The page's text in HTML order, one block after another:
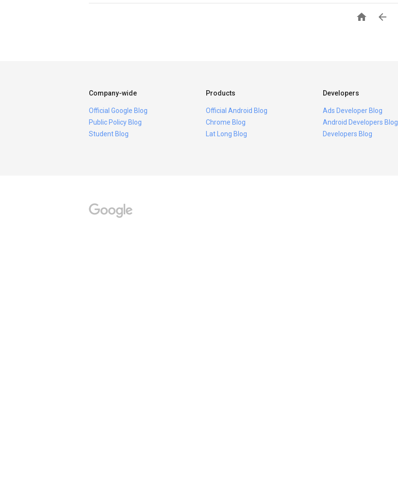
 
Company-wide
Official Google Blog
Public Policy Blog
Student Blog
Products
Official Android Blog
Chrome Blog
Lat Long Blog
Developers
Ads Developer Blog
Android Developers Blog
Developers Blog